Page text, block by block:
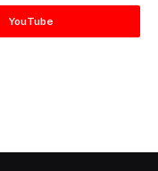
YouTube